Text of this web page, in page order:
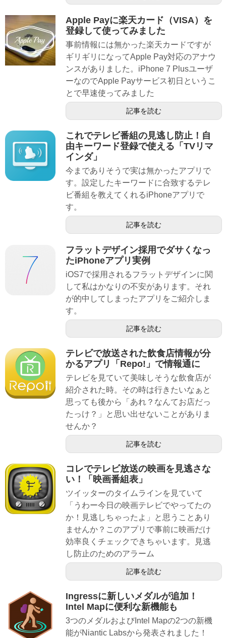
Apple Payに楽天カード（VISA）を
登録して使ってみました
事前情報には無かった楽天カードですが
ギリギリになってApple Pay対応のアナウ
ンスがありました。iPhone 7 Plusユーザ
ーなのでApple Payサービス初日というこ
とで早速使ってみました
記事を読む
これでテレビ番組の見逃し防止！自
由キーワード登録で使える「TVリマ
インダ」
今までありそうで実は無かったアプリで
す。設定したキーワードに合致するテレ
ビ番組を教えてくれるiPhoneアプリで
す。
記事を読む
フラットデザイン採用でダサくなっ
たiPhoneアプリ実例
iOS7で採用されるフラットデザインに関
して私はかなりの不安があります。それ
が的中してしまったアプリをご紹介しま
す。
記事を読む
テレビで放送された飲食店情報が分
かるアプリ「Repo!」で情報通に
テレビを見ていて美味しそうな飲食店が
紹介された時。その時は行きたいなぁと
思っても後から「あれ？なんてお店だっ
たっけ？」と思い出せないことがありま
せんか？
記事を読む
コレでテレビ放送の映画を見逃さな
い！「映画番組表」
ツイッターのタイムラインを見ていて
「うわー今日の映画テレビでやってたの
か！見逃しちゃったよ」と思うことあり
ませんか？このアプリで事前に映画だけ
効率良くチェックできちゃいます。見逃
し防止のためのアラーム
記事を読む
Ingressに新しいメダルが追加！
Intel Mapに便利な新機能も
3つのメダルおよびIntel Mapの2つの新機
能がNiantic Labsから発表されました！